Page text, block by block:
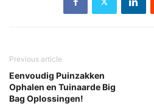
Previous article
Eenvoudig Puinzakken
Ophalen en Tuinaarde Big
Bag Oplossingen!